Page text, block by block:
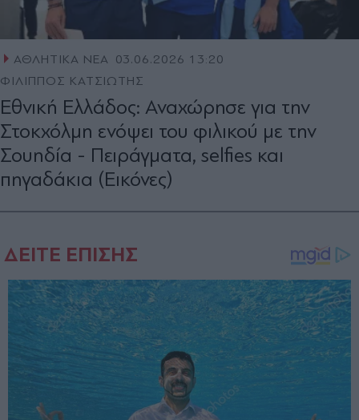
ΑΘΛΗΤΙΚΑ ΝΕΑ 03.06.2026 13:20
ΦΙΛΙΠΠΟΣ ΚΑΤΣΙΩΤΗΣ
Εθνική Ελλάδος: Αναχώρησε για την
Στοκχόλμη ενόψει του φιλικού με την
Σουηδία - Πειράγματα, selfies και
πηγαδάκια (Εικόνες)